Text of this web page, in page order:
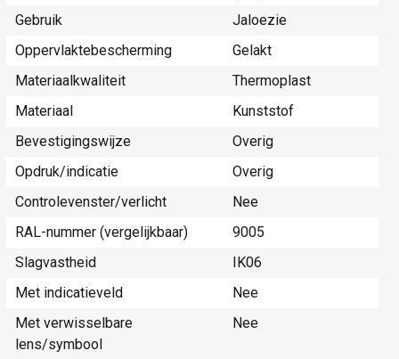
Gebruik
Jaloezie
Oppervlaktebescherming
Gelakt
Materiaalkwaliteit
Thermoplast
Materiaal
Kunststof
Bevestigingswijze
Overig
Opdruk/indicatie
Overig
Controlevenster/verlicht
Nee
RAL-nummer (vergelijkbaar)
9005
Slagvastheid
IK06
Met indicatieveld
Nee
Met verwisselbare
lens/symbool
Nee